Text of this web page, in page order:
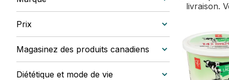
Prix
Magasinez des produits canadiens
Diététique et mode de vie
livraison.